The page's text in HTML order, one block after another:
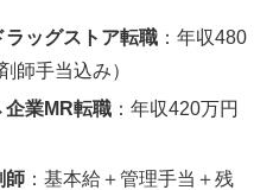
ッグストア転職 ：年収480
師手当込み）
業MR転職 ：年収420万円
師 ：基本給＋管理手当＋残